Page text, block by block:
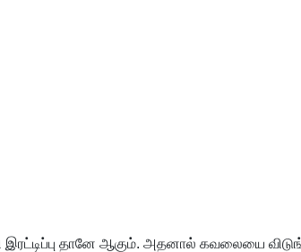
இரட்டிப்பு தானே ஆகும். அதனால் கவலையை